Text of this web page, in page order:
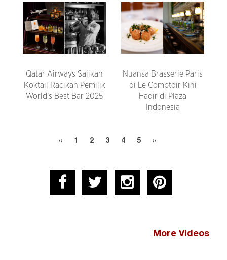
Qatar Airways Sajikan
Koktail Racikan Pemilik
World’s Best Bar 2025
Nuansa Brasserie Paris
di Le Comptoir Kini
Hadir di Plaza
Indonesia
« 1 2 3 4 5 »
More Videos